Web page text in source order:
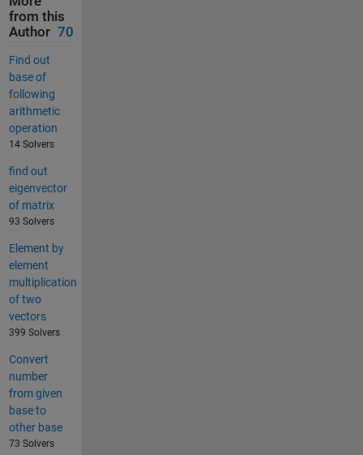
from this
Author 70
Find out
base of
following
arithmetic
operation
14 Solvers
find out
eigenvector
of matrix
93 Solvers
Element by
element
multiplication
of two
vectors
399 Solvers
Convert
number
from given
base to
other base
73 Solvers